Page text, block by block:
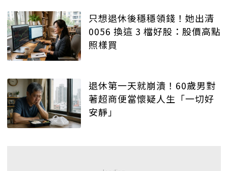
只想退休後穩穩領錢！她出清
0056 換這 3 檔好股：股價高點
照樣買
退休第一天就崩潰！60歲男對
著超商便當懷疑人生「一切好
安靜」